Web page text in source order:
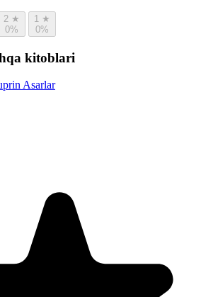
2 ★
0%
1 ★
0%
kitoblari
Asarlar